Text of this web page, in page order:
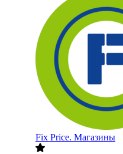
Fix Price. Магазины